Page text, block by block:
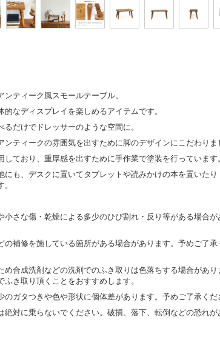
ティーク風スモールテーブル。
なディスプレイを楽しめるアイテムです。
だけでドレッサーのような空間に。
ティークの雰囲気を出すために脚のデザインにこだわりま
ており、重厚感を出すために手作業で塗装を行っています
にも、デスクに置いてタブレットや読みかけの本を置いたり
小さな傷・乾燥による多少のひび割れ・反り等がある場合が
の補修を施している箇所がある場合があります。予めご了承
め合成洗剤などの洗剤でのふき取りは色落ちする場合があり
き取り頂くことをおすすめします。
のガタつきや色や形状に個体差があります。予めご了承くだ
絶対に乗らないでください。破損、落下、転倒などの恐れが